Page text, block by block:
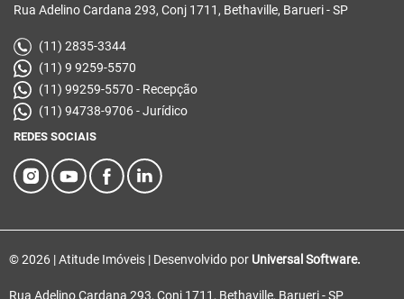
Rua Adelino Cardana 293, Conj 1711, Bethaville, Barueri - SP
(11) 2835-3344
(11) 9 9259-5570
(11) 99259-5570 - Recepção
(11) 94738-9706 - Jurídico
REDES SOCIAIS
© 2026 | Atitude Imóveis | Desenvolvido por Universal Software.
Rua Adelino Cardana 293, Conj 1711, Bethaville, Barueri - SP